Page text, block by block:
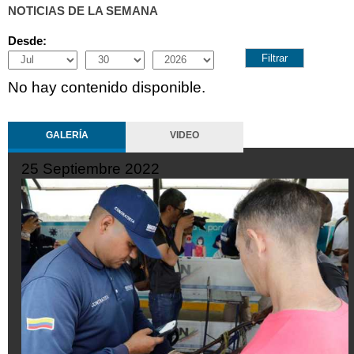
NOTICIAS DE LA SEMANA
Desde:
Month
Day Year
No hay contenido disponible.
GALERÍA VIDEO
25 Septiembre 2022